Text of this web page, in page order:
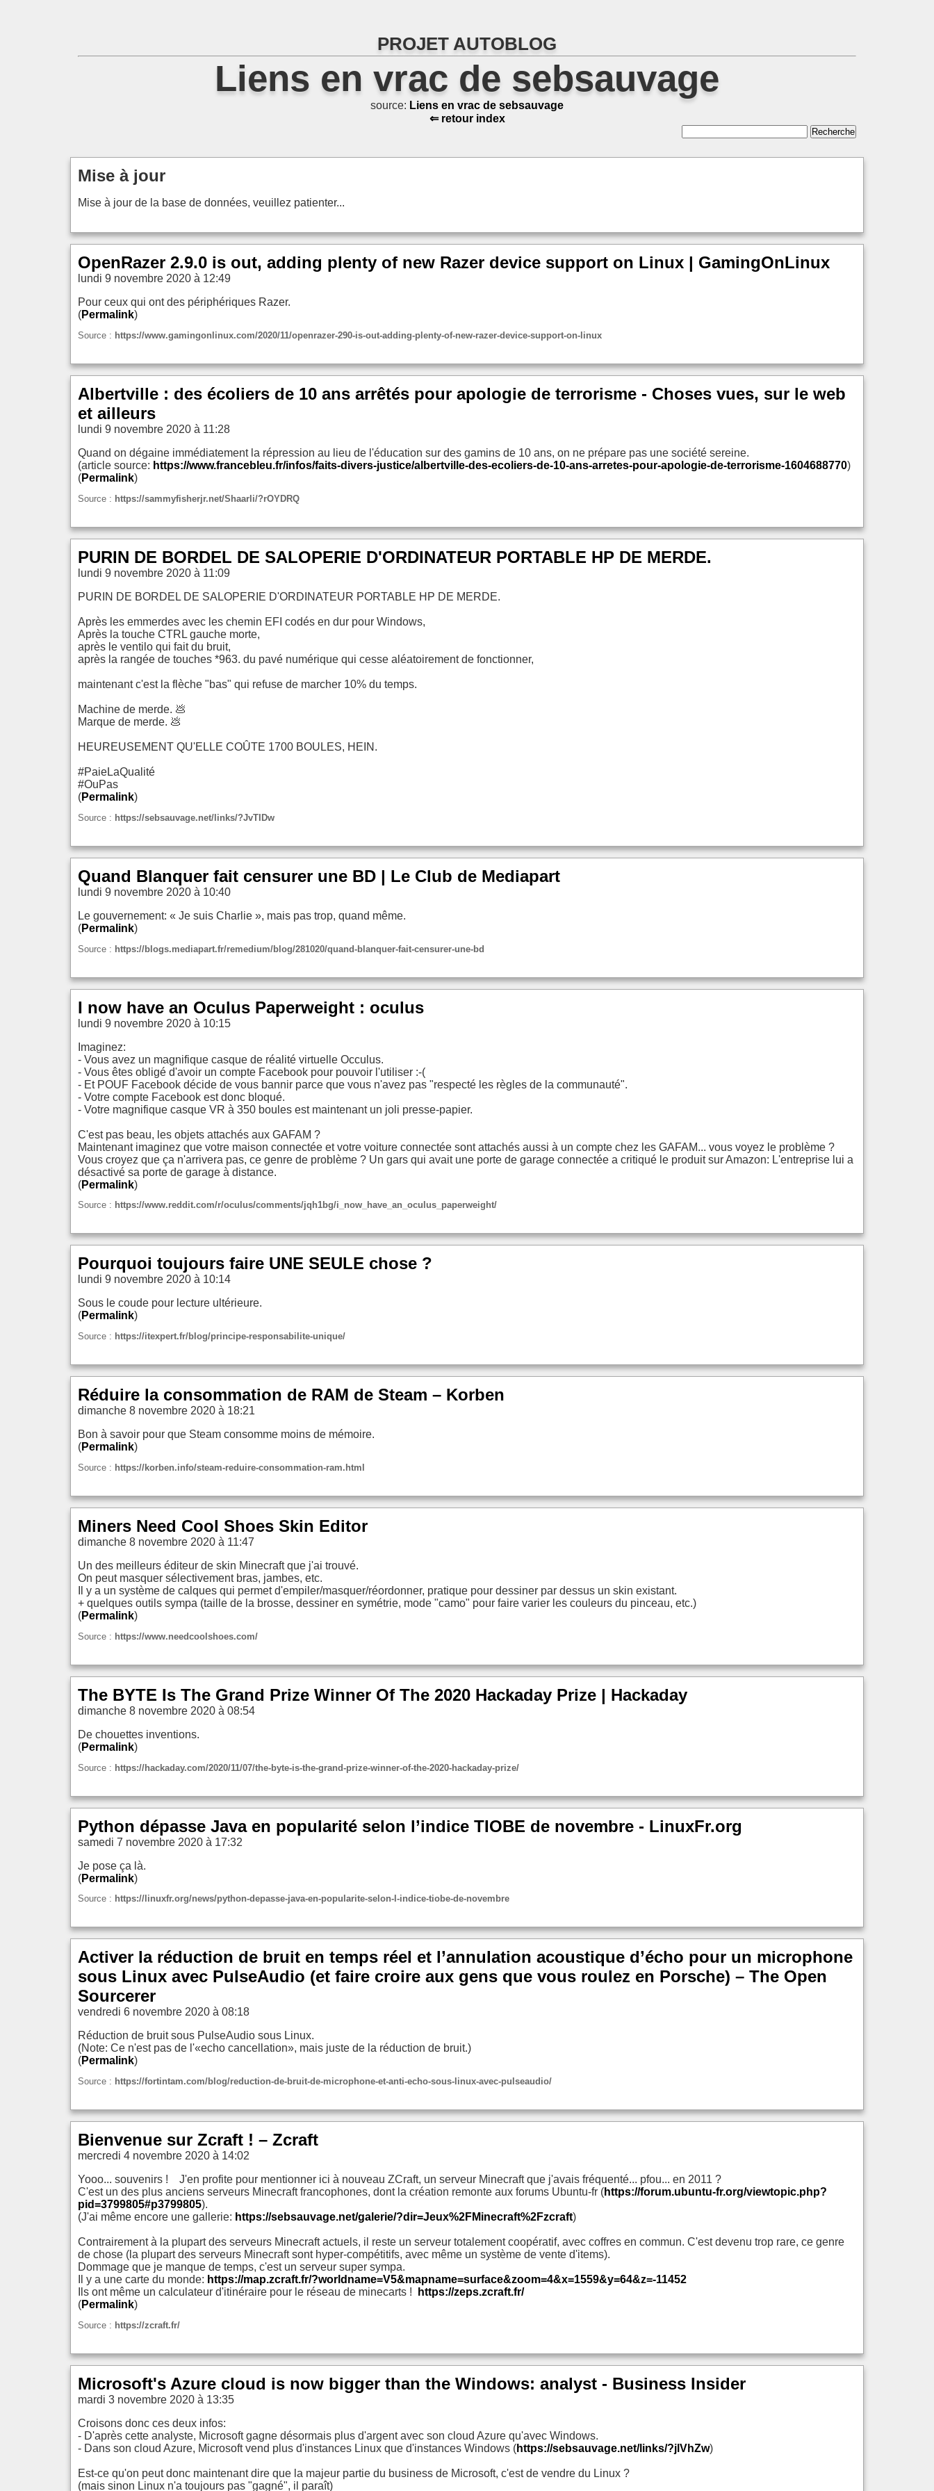
PROJET AUTOBLOG
Liens en vrac de sebsauvage
source: Liens en vrac de sebsauvage
⇐ retour index
Mise à jour
Mise à jour de la base de données, veuillez patienter...
OpenRazer 2.9.0 is out, adding plenty of new Razer device support on Linux | GamingOnLinux
lundi 9 novembre 2020 à 12:49
Pour ceux qui ont des périphériques Razer.
(Permalink)
Source : https://www.gamingonlinux.com/2020/11/openrazer-290-is-out-adding-plenty-of-new-razer-device-support-on-linux
Albertville : des écoliers de 10 ans arrêtés pour apologie de terrorisme - Choses vues, sur le web
et ailleurs
lundi 9 novembre 2020 à 11:28
Quand on dégaine immédiatement la répression au lieu de l'éducation sur des gamins de 10 ans, on ne prépare pas une société sereine.
(article source: https://www.francebleu.fr/infos/faits-divers-justice/albertville-des-ecoliers-de-10-ans-arretes-pour-apologie-de-terrorisme-1604688770)
(Permalink)
Source : https://sammyfisherjr.net/Shaarli/?rOYDRQ
PURIN DE BORDEL DE SALOPERIE D'ORDINATEUR PORTABLE HP DE MERDE.
lundi 9 novembre 2020 à 11:09
PURIN DE BORDEL DE SALOPERIE D'ORDINATEUR PORTABLE HP DE MERDE.
Après les emmerdes avec les chemin EFI codés en dur pour Windows,
Après la touche CTRL gauche morte,
après le ventilo qui fait du bruit,
après la rangée de touches *963. du pavé numérique qui cesse aléatoirement de fonctionner,
maintenant c'est la flèche "bas" qui refuse de marcher 10% du temps.
Machine de merde. 💩
Marque de merde. 💩
HEUREUSEMENT QU'ELLE COÛTE 1700 BOULES, HEIN.
#PaieLaQualité
#OuPas
(Permalink)
Source : https://sebsauvage.net/links/?JvTIDw
Quand Blanquer fait censurer une BD | Le Club de Mediapart
lundi 9 novembre 2020 à 10:40
Le gouvernement: « Je suis Charlie », mais pas trop, quand même.
(Permalink)
Source : https://blogs.mediapart.fr/remedium/blog/281020/quand-blanquer-fait-censurer-une-bd
I now have an Oculus Paperweight : oculus
lundi 9 novembre 2020 à 10:15
Imaginez:
- Vous avez un magnifique casque de réalité virtuelle Occulus.
- Vous êtes obligé d'avoir un compte Facebook pour pouvoir l'utiliser :-(
- Et POUF Facebook décide de vous bannir parce que vous n'avez pas "respecté les règles de la communauté".
- Votre compte Facebook est donc bloqué.
- Votre magnifique casque VR à 350 boules est maintenant un joli presse-papier.
C'est pas beau, les objets attachés aux GAFAM ?
Maintenant imaginez que votre maison connectée et votre voiture connectée sont attachés aussi à un compte chez les GAFAM... vous voyez le problème ?
Vous croyez que ça n'arrivera pas, ce genre de problème ? Un gars qui avait une porte de garage connectée a critiqué le produit sur Amazon: L'entreprise lui a
désactivé sa porte de garage à distance.
(Permalink)
Source : https://www.reddit.com/r/oculus/comments/jqh1bg/i_now_have_an_oculus_paperweight/
Pourquoi toujours faire UNE SEULE chose ?
lundi 9 novembre 2020 à 10:14
Sous le coude pour lecture ultérieure.
(Permalink)
Source : https://itexpert.fr/blog/principe-responsabilite-unique/
Réduire la consommation de RAM de Steam – Korben
dimanche 8 novembre 2020 à 18:21
Bon à savoir pour que Steam consomme moins de mémoire.
(Permalink)
Source : https://korben.info/steam-reduire-consommation-ram.html
Miners Need Cool Shoes Skin Editor
dimanche 8 novembre 2020 à 11:47
Un des meilleurs éditeur de skin Minecraft que j'ai trouvé.
On peut masquer sélectivement bras, jambes, etc.
Il y a un système de calques qui permet d'empiler/masquer/réordonner, pratique pour dessiner par dessus un skin existant.
+ quelques outils sympa (taille de la brosse, dessiner en symétrie, mode "camo" pour faire varier les couleurs du pinceau, etc.)
(Permalink)
Source : https://www.needcoolshoes.com/
The BYTE Is The Grand Prize Winner Of The 2020 Hackaday Prize | Hackaday
dimanche 8 novembre 2020 à 08:54
De chouettes inventions.
(Permalink)
Source : https://hackaday.com/2020/11/07/the-byte-is-the-grand-prize-winner-of-the-2020-hackaday-prize/
Python dépasse Java en popularité selon l’indice TIOBE de novembre - LinuxFr.org
samedi 7 novembre 2020 à 17:32
Je pose ça là.
(Permalink)
Source : https://linuxfr.org/news/python-depasse-java-en-popularite-selon-l-indice-tiobe-de-novembre
Activer la réduction de bruit en temps réel et l’annulation acoustique d’écho pour un microphone
sous Linux avec PulseAudio (et faire croire aux gens que vous roulez en Porsche) – The Open
Sourcerer
vendredi 6 novembre 2020 à 08:18
Réduction de bruit sous PulseAudio sous Linux.
(Note: Ce n'est pas de l'«echo cancellation», mais juste de la réduction de bruit.)
(Permalink)
Source : https://fortintam.com/blog/reduction-de-bruit-de-microphone-et-anti-echo-sous-linux-avec-pulseaudio/
Bienvenue sur Zcraft ! – Zcraft
mercredi 4 novembre 2020 à 14:02
Yooo... souvenirs ! J'en profite pour mentionner ici à nouveau ZCraft, un serveur Minecraft que j'avais fréquenté... pfou... en 2011 ?
C'est un des plus anciens serveurs Minecraft francophones, dont la création remonte aux forums Ubuntu-fr (https://forum.ubuntu-fr.org/viewtopic.php?
pid=3799805#p3799805).
(J'ai même encore une gallerie: https://sebsauvage.net/galerie/?dir=Jeux%2FMinecraft%2Fzcraft)
Contrairement à la plupart des serveurs Minecraft actuels, il reste un serveur totalement coopératif, avec coffres en commun. C'est devenu trop rare, ce genre
de chose (la plupart des serveurs Minecraft sont hyper-compétitifs, avec même un système de vente d'items).
Dommage que je manque de temps, c'est un serveur super sympa.
Il y a une carte du monde: https://map.zcraft.fr/?worldname=V5&mapname=surface&zoom=4&x=1559&y=64&z=-11452
Ils ont même un calculateur d'itinéraire pour le réseau de minecarts !
https://zeps.zcraft.fr/
(Permalink)
Source : https://zcraft.fr/
Microsoft's Azure cloud is now bigger than the Windows: analyst - Business Insider
mardi 3 novembre 2020 à 13:35
Croisons donc ces deux infos:
- D'après cette analyste, Microsoft gagne désormais plus d'argent avec son cloud Azure qu'avec Windows.
- Dans son cloud Azure, Microsoft vend plus d'instances Linux que d'instances Windows (https://sebsauvage.net/links/?jlVhZw)
Est-ce qu'on peut donc maintenant dire que la majeur partie du business de Microsoft, c'est de vendre du Linux ?
(mais sinon Linux n'a toujours pas "gagné", il paraît)